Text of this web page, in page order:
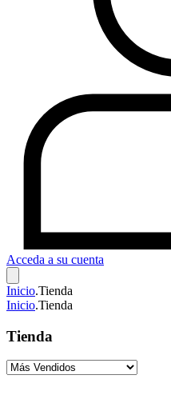
Acceda a su cuenta
Inicio.Tienda
Inicio.Tienda
Tienda